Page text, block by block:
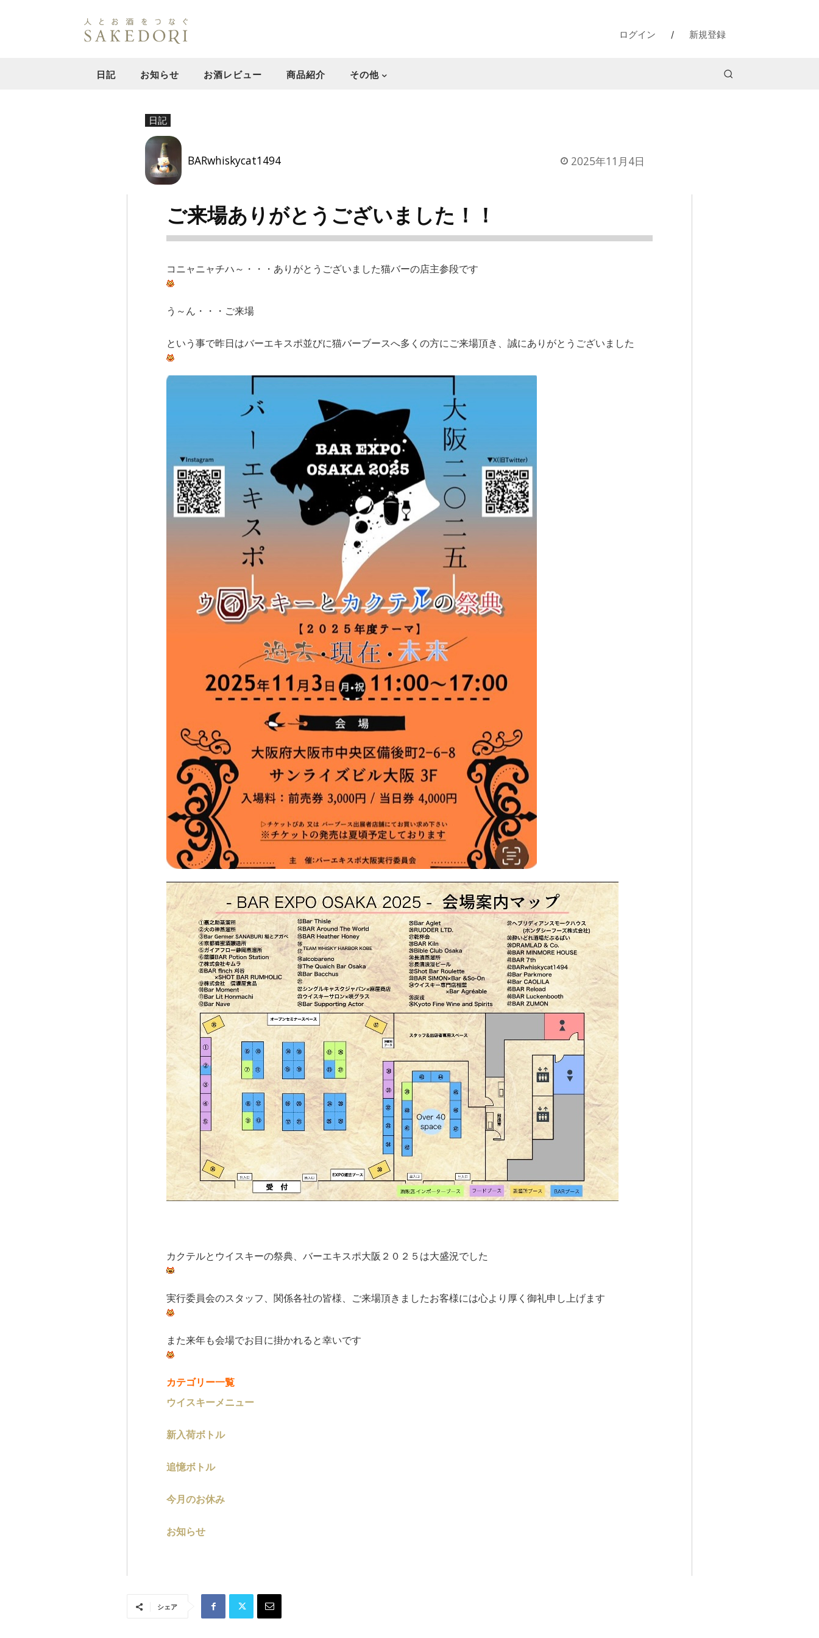
ログイン / 新規登録
日記 お知らせ お酒レビュー 商品紹介 その他
日記
BARwhiskycat1494 2025年11月4日
ご来場ありがとうございました！！
コニャニャチハ～・・・ありがとうございました猫バーの店主参段です
う～ん・・・ご来場
という事で昨日はバーエキスポ並びに猫バーブースへ多くの方にご来場頂き、誠にありがとうございました
カクテルとウイスキーの祭典、バーエキスポ大阪２０２５は大盛況でした
実行委員会のスタッフ、関係各社の皆様、ご来場頂きましたお客様には心より厚く御礼申し上げます
また来年も会場でお目に掛かれると幸いです
カテゴリー一覧
ウイスキーメニュー
新入荷ボトル
追憶ボトル
今月のお休み
お知らせ
シェア